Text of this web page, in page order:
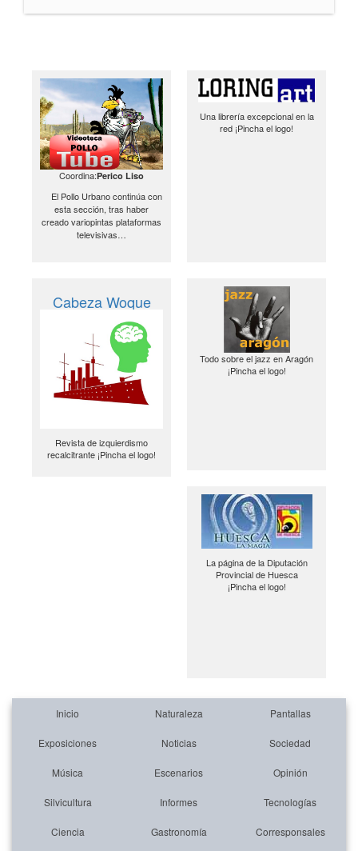
Coordina:Perico Liso
El Pollo Urbano continúa con
esta sección, tras haber
creado variopintas plataformas
televisivas…
Una librería excepcional en la
red ¡Pincha el logo!
Cabeza Woque
Revista de izquierdismo
recalcitrante ¡Pincha el logo!
Todo sobre el jazz en Aragón
¡Pincha el logo!
La página de la Diputación
Provincial de Huesca
¡Pincha el logo!
Inicio Naturaleza Pantallas
Exposiciones Noticias Sociedad
Música Escenarios Opinión
Silvicultura Informes Tecnologías
Ciencia Gastronomía Corresponsales